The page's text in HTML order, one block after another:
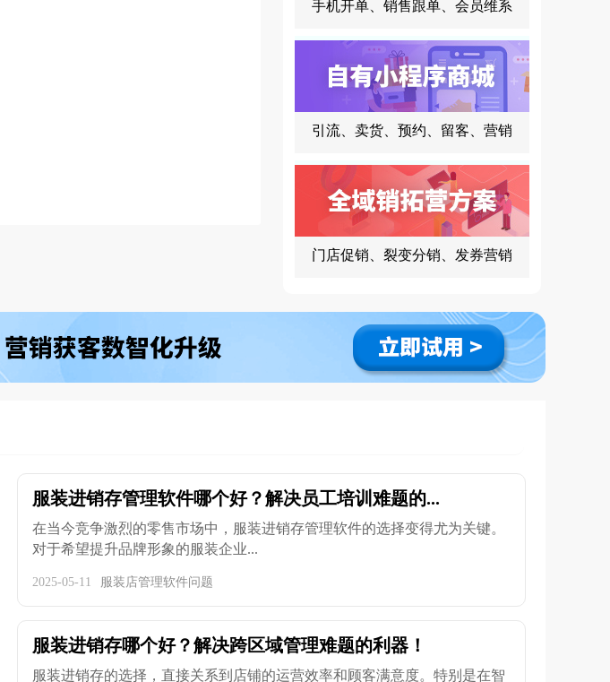
手机开单、销售跟单、会员维系
引流、卖货、预约、留客、营销
门店促销、裂变分销、发券营销
服装进销存管理软件哪个好？解决员工培训难题的...
在当今竞争激烈的零售市场中，服装进销存管理软件的选择变得尤为关键。
对于希望提升品牌形象的服装企业...
2025-05-11 服装店管理软件问题
服装进销存哪个好？解决跨区域管理难题的利器！
服装进销存的选择，直接关系到店铺的运营效率和顾客满意度。特别是在智